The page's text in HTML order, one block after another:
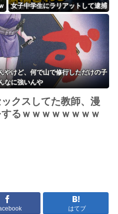
女子中学生にラリアットして逮捕
されるｗｗｗｗｗｗｗｗｗｗｗｗ
ｗ
やけど、何で山で修行しただけの子
なに強いんや
ックスしてた教師、漫
るｗｗｗｗｗｗｗｗ
はてブ